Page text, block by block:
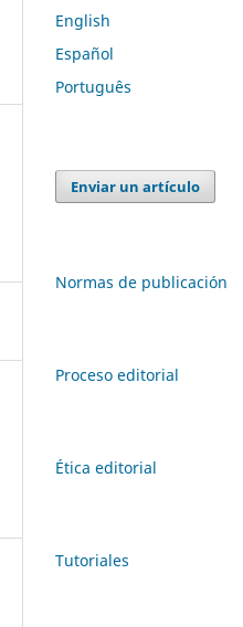
English
Español
Português
Enviar un artículo
Normas de publicación
Proceso editorial
Ética editorial
Tutoriales